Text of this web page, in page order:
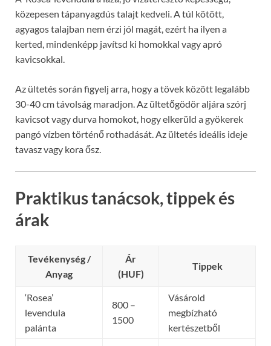
közepesen tápanyagdús talajt kedveli. A túl kötött,
agyagos talajban nem érzi jól magát, ezért ha ilyen a
kerted, mindenképp javítsd ki homokkal vagy apró
kavicsokkal.
Az ültetés során figyelj arra, hogy a tövek között legalább
30-40 cm távolság maradjon. Az ültetőgödör aljára szórj
kavicsot vagy durva homokot, hogy elkerüld a gyökerek
pangó vízben történő rothadását. Az ültetés ideális ideje
tavasz vagy kora ősz.
Praktikus tanácsok, tippek és
árak
Tevékenység /
Anyag
Ár
(HUF)
Tippek
‘Rosea’
levendula
palánta
800 –
1500
Vásárold
megbízható
kertészetből